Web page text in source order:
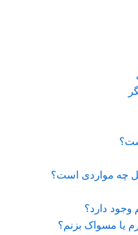
چه مواردی است؟
وجود دارد؟
یا مسواک بزنم؟